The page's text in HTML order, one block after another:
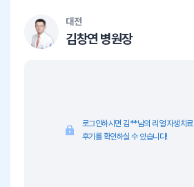
대전
김창연 병원장
로그인하시면 김**님의 리얼 자생치료
후기를 확인하실 수 있습니다!